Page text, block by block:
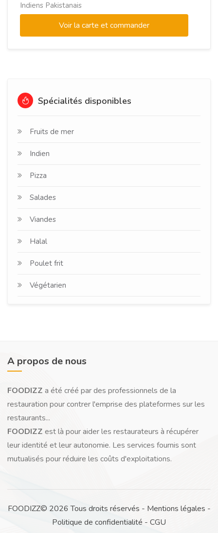
Indiens Pakistanais
Voir la carte et commander
Spécialités disponibles
Fruits de mer
Indien
Pizza
Salades
Viandes
Halal
Poulet frit
Végétarien
A propos de nous
FOODIZZ a été créé par des professionnels de la
restauration pour contrer l'emprise des plateformes sur les
restaurants...
FOODIZZ est là pour aider les restaurateurs à récupérer
leur identité et leur autonomie. Les services fournis sont
mutualisés pour réduire les coûts d'exploitations.
FOODIZZ© 2026 Tous droits réservés - Mentions légales -
Politique de confidentialité - CGU